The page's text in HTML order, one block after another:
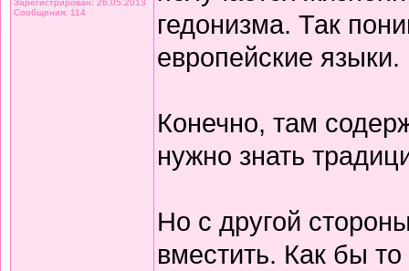
Зарегистрирован: 26.05.2013
Сообщения: 114
гедонизма. Так
европейские языки.
Конечно, там
нужно знать
Но с другой
вместить. Как бы